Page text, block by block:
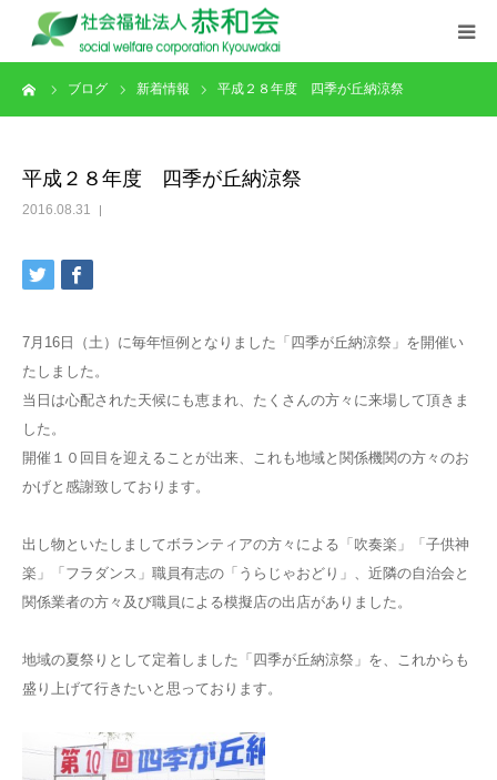
ブログ 新着情報 平成２８年度 四季が丘納涼祭
平成２８年度 四季が丘納涼祭
2016.08.31
7月16日（土）に毎年恒例となりました「四季が丘納涼祭」を開催い
たしました。
当日は心配された天候にも恵まれ、たくさんの方々に来場して頂きま
した。
開催１０回目を迎えることが出来、これも地域と関係機関の方々のお
かげと感謝致しております。
出し物といたしましてボランティアの方々による「吹奏楽」「子供神
楽」「フラダンス」職員有志の「うらじゃおどり」、近隣の自治会と
関係業者の方々及び職員による模擬店の出店がありました。
地域の夏祭りとして定着しました「四季が丘納涼祭」を、これからも
盛り上げて行きたいと思っております。
ごあいさつ
施設概要
事業紹介
情報公開
職員活動